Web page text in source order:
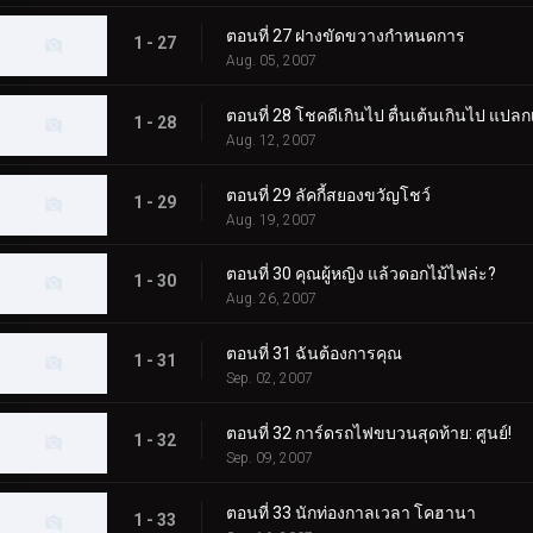
1 - 27 ตอนที่ 27 ฝางขัดขวางกำหนดการ
Aug. 05, 2007
1 - 28 ตอนที่ 28 โชคดีเกินไป ตื่นเต้นเกินไป แปลก
Aug. 12, 2007
1 - 29 ตอนที่ 29 ลัคกี้สยองขวัญโชว์
Aug. 19, 2007
1 - 30 ตอนที่ 30 คุณผู้หญิง แล้วดอกไม้ไฟล่ะ?
Aug. 26, 2007
1 - 31 ตอนที่ 31 ฉันต้องการคุณ
Sep. 02, 2007
1 - 32 ตอนที่ 32 การ์ดรถไฟขบวนสุดท้าย: ศูนย์!
Sep. 09, 2007
1 - 33 ตอนที่ 33 นักท่องกาลเวลา โคฮานา